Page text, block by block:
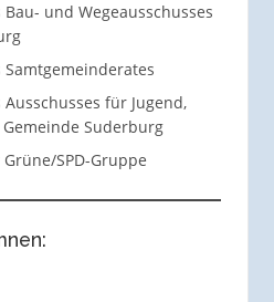
und Wegeausschusses
Samtgemeinderates
für Jugend,
Suderburg
SPD-Gruppe